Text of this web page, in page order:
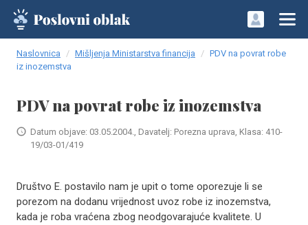
Naslovnica Mišljenja Ministarstva financija
PDV na povrat robe
iz inozemstva
PDV na povrat robe iz inozemstva
Datum objave: 03.05.2004., Davatelj: Porezna uprava, Klasa: 410-
19/03-01/419
Društvo E. postavilo nam je upit o tome oporezuje li se
porezom na dodanu vrijednost uvoz robe iz inozemstva,
kada je roba vraćena zbog neodgovarajuće kvalitete. U